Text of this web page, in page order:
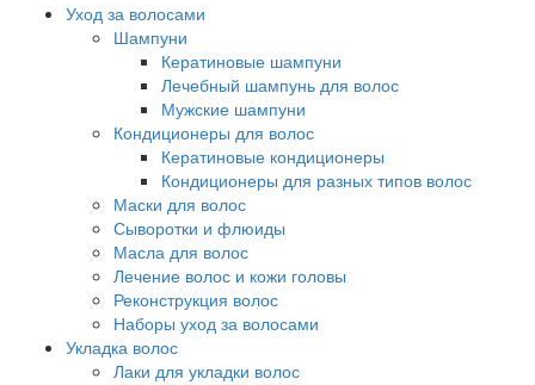
Уход за волосами
Шампуни
Кератиновые шампуни
Лечебный шампунь для волос
Мужские шампуни
Кондиционеры для волос
Кератиновые кондиционеры
Кондиционеры для разных типов волос
Маски для волос
Сыворотки и флюиды
Масла для волос
Лечение волос и кожи головы
Реконструкция волос
Наборы уход за волосами
Укладка волос
Лаки для укладки волос